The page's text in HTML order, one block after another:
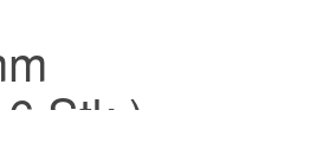
Stk.)